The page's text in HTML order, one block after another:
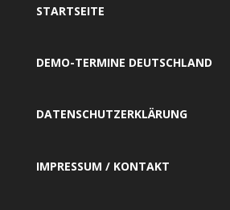
STARTSEITE
DEMO-TERMINE DEUTSCHLAND
DATENSCHUTZERKLÄRUNG
IMPRESSUM / KONTAKT